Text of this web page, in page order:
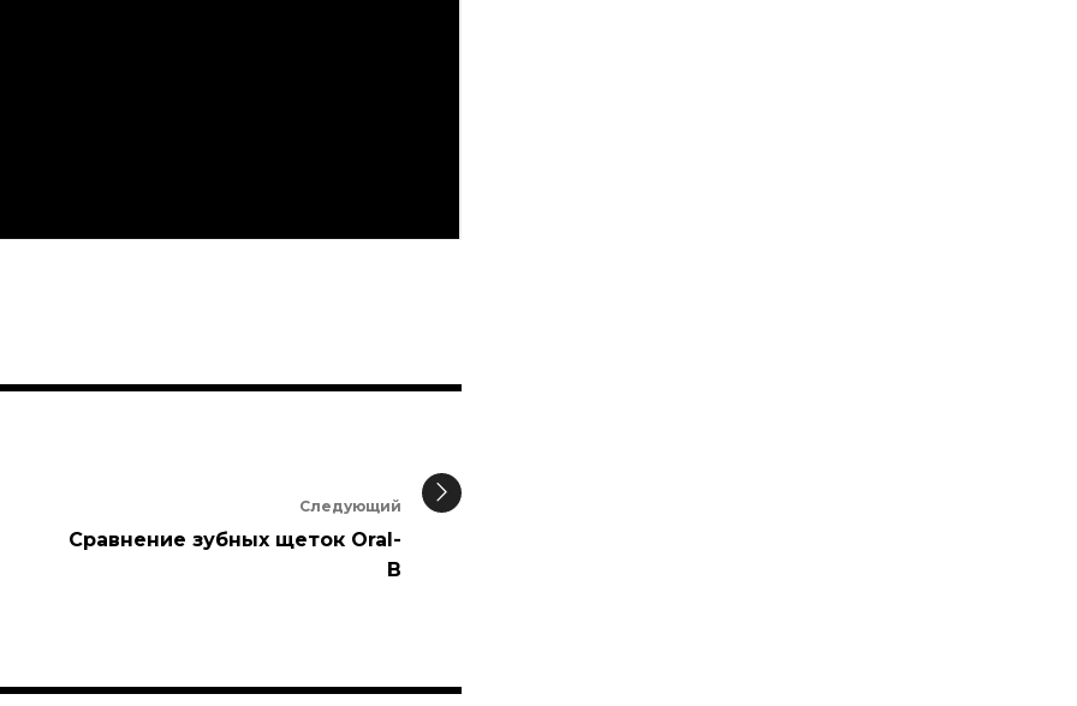
Следующий
Сравнение зубных щеток Oral-
B